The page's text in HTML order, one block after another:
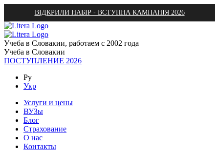
ВІДКРИЛИ НАБІР - ВСТУПНА КАМПАНІЯ 2026
Учеба в Словакии, работаем с 2002 года
Учеба в Словакии
ПОСТУПЛЕНИЕ 2026
Ру
Укр
Услуги и цены
ВУЗы
Блог
Страхование
О нас
Контакты